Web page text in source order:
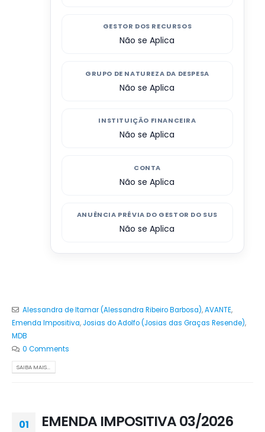
GESTOR DOS RECURSOS
Não se Aplica
GRUPO DE NATUREZA DA DESPESA
Não se Aplica
INSTITUIÇÃO FINANCEIRA
Não se Aplica
CONTA
Não se Aplica
ANUÊNCIA PRÉVIA DO GESTOR DO SUS
Não se Aplica
Alessandra de Itamar (Alessandra Ribeiro Barbosa),AVANTE,
Emenda Impositiva, Josias do Adolfo (Josias das Graças Resende),
MDB
0 Comments
SAIBA MAIS...
01 EMENDA IMPOSITIVA 03/2026